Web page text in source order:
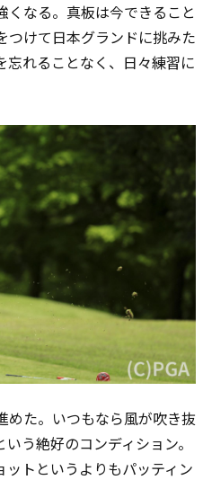
なる。真板は今できること
つけて日本グランドに挑みた
忘れることなく、日々練習に
めた。いつもなら風が吹き抜
う絶好のコンディション。
トというよりもパッティン